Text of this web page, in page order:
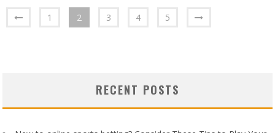
1 2 3 4 5
RECENT POSTS